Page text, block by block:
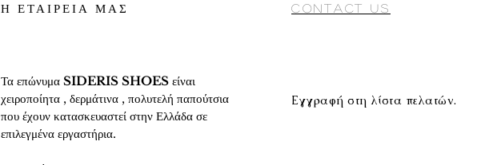
Η ΕΤΑΙΡΕΙΑ ΜΑΣ
Τα επώνυμα SIDERIS SHOES είναι
χειροποίητα , δερμάτινα , πολυτελή παπούτσια
που έχουν κατασκευαστεί στην Ελλάδα σε
επιλεγμένα εργαστήρια.
Contact Us
Εγγραφή στη λίστα πελατών.